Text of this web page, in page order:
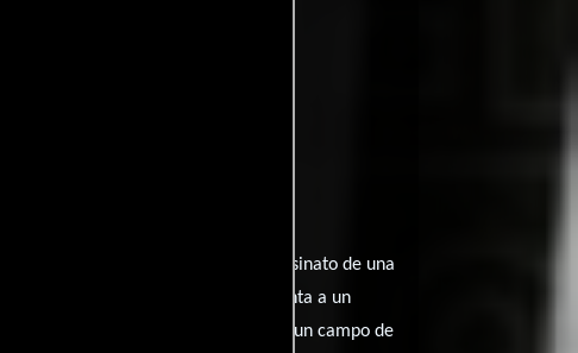
tras un acto de brutalidad: el asesinato de una
Seagraves, su abogado, se enfrenta a un
raciales, el juicio se convierte en un campo de